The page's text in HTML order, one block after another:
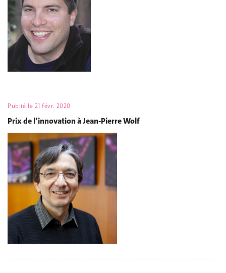
Publié le 21 févr. 2020
Prix de l’innovation à Jean-Pierre Wolf